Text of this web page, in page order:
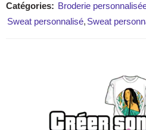
Catégories: Broderie
Sweat personnalisé, Sweat